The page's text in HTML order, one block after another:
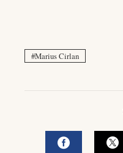
Marius Cirlan